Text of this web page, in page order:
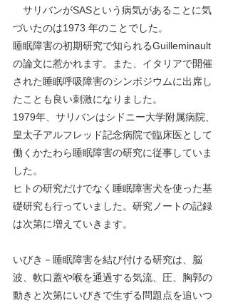
サリバンがSASという病気があることに気
づいたのは1973 年のことでした。
睡眠障害の初期研究で知られるGuilleminault
の論文に惹かれます。また、イタリアで開催
された睡眠呼吸障害のシンポジウムに出席し
たことも良い刺激になりました。
1979年、サリバンはシドニー大学附属病院、
皇太子アルフレッド記念病院で臨床医として
働くかたわら睡眠障害の研究に従事していま
した。
ヒトの研究だけでなく睡眠障害犬を使った基
礎研究も行っていました。研究ノートの記録
は次第に増えていきます。
いびき－睡眠障害を結び付ける研究は、脳
波、軟口蓋や喉を通過する気流、圧、胸郭の
動きと次第にいびきで生ずる問題点を追いつ